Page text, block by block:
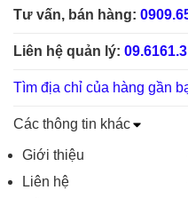
Tư vấn, bán hàng:
Liên hệ quản lý:
Tìm địa chỉ của hàng gần
Các thông tin khác
Giới thiệu
Liên hệ